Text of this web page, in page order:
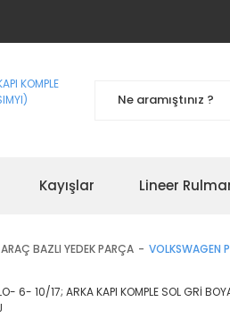
Kayışlar Lineer
ARAÇ BAZLI YEDEK PARÇA VOLKSWAGEN